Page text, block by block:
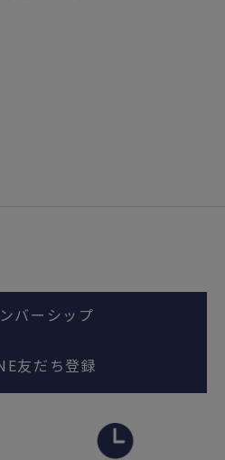
バーシップ
友だち登録